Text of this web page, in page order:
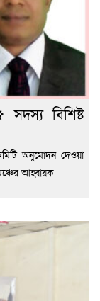
বিশিষ্ট
অনুমোদন দেওয়া
আহ্বায়ক